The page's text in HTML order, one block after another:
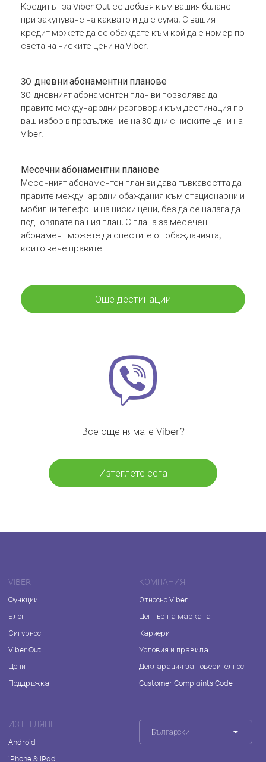
Кредитът за Viber Out се добавя към вашия баланс
при закупуване на каквато и да е сума. С вашия
кредит можете да се обаждате към кой да е номер по
света на ниските цени на Viber.
30-дневни абонаментни планове
30-дневният абонаментен план ви позволява да
правите международни разговори към дестинация по
ваш избор в продължение на 30 дни с ниските цени на
Viber.
Месечни абонаментни планове
Месечният абонаментен план ви дава гъвкавостта да
правите международни обаждания към стационарни и
мобилни телефони на ниски цени, без да се налага да
подновявате вашия план. С плана за месечен
абонамент можете да спестите от обажданията,
които вече правите
Още дестинации
Все още нямате Viber?
Изтеглете сега
VIBER
Функции
Блог
Сигурност
Viber Out
Цени
Поддръжка
КОМПАНИЯ
Относно Viber
Център на марката
Кариери
Условия и правила
Декларация за поверителност
Customer Complaints Code
ИЗТЕГЛЯНЕ
Android
iPhone & iPad
Български